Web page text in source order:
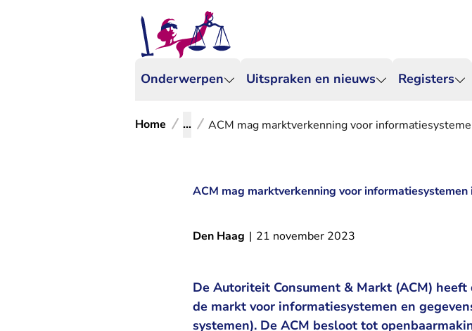
Onderwerpen Uitspraken en nieuws Registers
Home ... ACM mag marktverkenning voor
ACM mag marktverkenning voor
Den Haag | 21 november 2023
De Autoriteit Consument & Markt (ACM)
de markt voor informatiesystemen en
systemen). De ACM besloot tot